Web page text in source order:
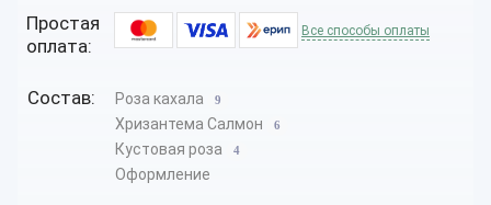
Простая
оплата:
Все способы оплаты
Состав: Роза кахала 9
Хризантема Салмон 6
Кустовая роза 4
Оформление